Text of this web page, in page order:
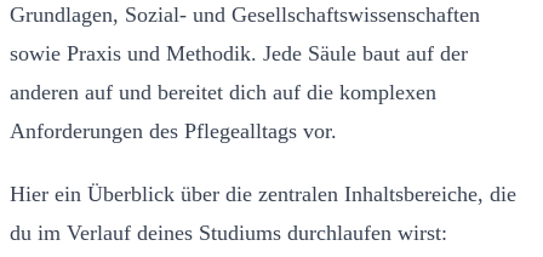
Grundlagen, Sozial- und Gesellschaftswissenschaften
sowie Praxis und Methodik. Jede Säule baut auf der
anderen auf und bereitet dich auf die komplexen
Anforderungen des Pflegealltags vor.
Hier ein Überblick über die zentralen Inhaltsbereiche, die
du im Verlauf deines Studiums durchlaufen wirst: